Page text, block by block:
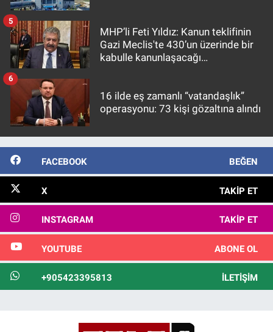
MHP’li Feti Yıldız: Kanun teklifinin
Gazi Meclis'te 430’un üzerinde bir
kabulle kanunlaşacağı
5
16 ilde eş zamanlı “vatandaşlık”
operasyonu: 73 kişi gözaltına alındı
6
FACEBOOK BEĞEN
X TAKIP ET
INSTAGRAM TAKIP ET
YOUTUBE ABONE OL
+905423395813 İLETIŞIM